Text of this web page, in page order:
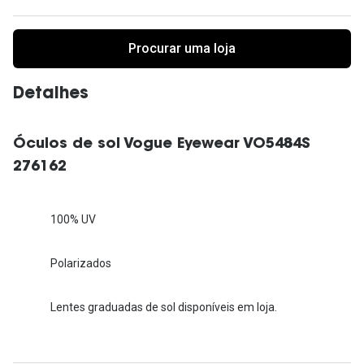
Procurar uma loja
Detalhes
Óculos de sol Vogue Eyewear VO5484S
276162
100% UV
Polarizados
Lentes graduadas de sol disponíveis em loja.